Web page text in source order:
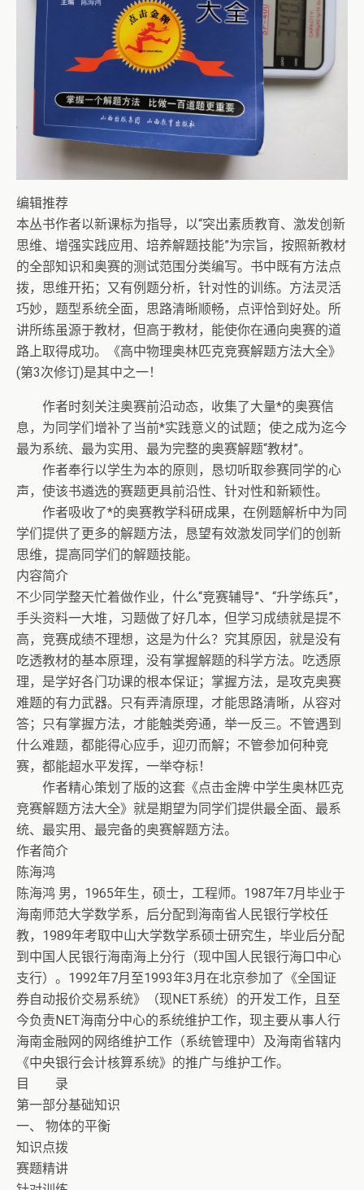
编辑推荐
本丛书作者以新课标为指导，以“突出素质教育、激发创新
思维、增强实践应用、培养解题技能”为宗旨，按照新教材
的全部知识和奥赛的测试范围分类编写。书中既有方法点
拨，思维开拓；又有例题分析，针对性的训练。方法灵活
巧妙，题型系统全面，思路清晰顺畅，点评恰到好处。所
讲所练虽源于教材，但高于教材，能使你在通向奥赛的道
路上取得成功。《高中物理奥林匹克竞赛解题方法大全》
(第3次修订)是其中之一！
作者时刻关注奥赛前沿动态，收集了大量*的奥赛信
息，为同学们增补了当前*实践意义的试题；使之成为迄今
最为系统、最为实用、最为完整的奥赛解题“教材”。
作者奉行以学生为本的原则，恳切听取参赛同学的心
声，使该书遴选的赛题更具前沿性、针对性和新颖性。
作者吸收了*的奥赛教学科研成果，在例题解析中为同
学们提供了更多的解题方法，恳望有效激发同学们的创新
思维，提高同学们的解题技能。
内容简介
不少同学整天忙着做作业，什么“竞赛辅导”、“升学练兵”，
手头资料一大堆，习题做了好几本，但学习成绩就是提不
高，竞赛成绩不理想，这是为什么？究其原因，就是没有
吃透教材的基本原理，没有掌握解题的科学方法。吃透原
理，是学好各门功课的根本保证；掌握方法，是攻克奥赛
难题的有力武器。只有弄清原理，才能思路清晰，从容对
答；只有掌握方法，才能触类旁通，举一反三。不管遇到
什么难题，都能得心应手，迎刃而解；不管参加何种竞
赛，都能超水平发挥，一举夺标！
作者精心策划了版的这套《点击金牌·中学生奥林匹克
竞赛解题方法大全》就是期望为同学们提供最全面、最系
统、最实用、最完备的奥赛解题方法。
作者简介
陈海鸿
陈海鸿 男，1965年生，硕士，工程师。1987年7月毕业于
海南师范大学数学系，后分配到海南省人民银行学校任
教，1989年考取中山大学数学系硕士研究生，毕业后分配
到中国人民银行海南海上分行（现中国人民银行海口中心
支行）。1992年7月至1993年3月在北京参加了《全国证
券自动报价交易系统》（现NET系统）的开发工作，且至
今负责NET海南分中心的系统维护工作，现主要从事人行
海南金融网的网络维护工作（系统管理中）及海南省辖内
《中央银行会计核算系统》的推广与维护工作。
目 录
第一部分基础知识
一、 物体的平衡
知识点拨
赛题精讲